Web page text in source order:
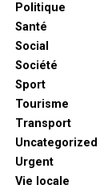
Politique
Santé
Social
Société
Sport
Tourisme
Transport
Uncategorized
Urgent
Vie locale